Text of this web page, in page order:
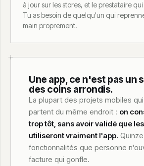
à jour sur les stores, et le prestataire
Tu as besoin de quelqu'un qui
main proprement.
Une app, ce n'est pas un
des coins arrondis.
La plupart des projets mobiles
partent du même endroit : on
trop tôt, sans avoir validé que
utiliseront vraiment l'app.
fonctionnalités que personne
facture qui gonfle.